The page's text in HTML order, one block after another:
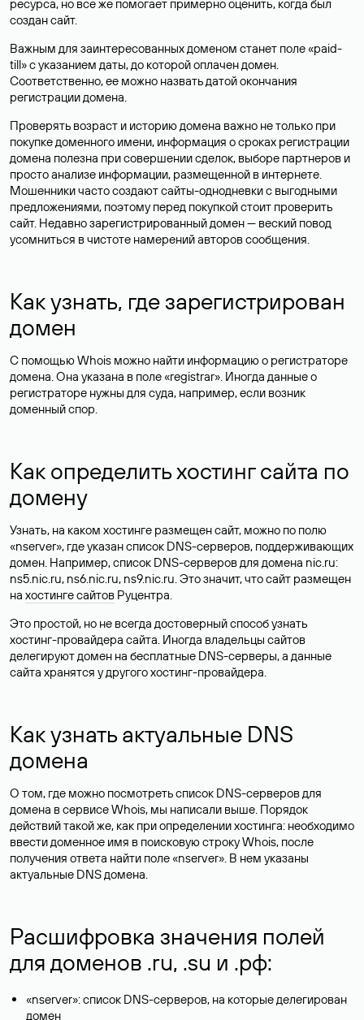
ресурса, но все же помогает примерно оценить, когда был
создан сайт.
Важным для заинтересованных доменом станет поле «paid-
till» с указанием даты, до которой оплачен домен.
Соответственно, ее можно назвать датой окончания
регистрации домена.
Проверять возраст и историю домена важно не только при
покупке доменного имени, информация о сроках регистрации
домена полезна при совершении сделок, выборе партнеров и
просто анализе информации, размещенной в интернете.
Мошенники часто создают сайты-однодневки с выгодными
предложениями, поэтому перед покупкой стоит проверить
сайт. Недавно зарегистрированный домен — веский повод
усомниться в чистоте намерений авторов сообщения.
Как узнать, где зарегистрирован
домен
С помощью Whois можно найти информацию о регистраторе
домена. Она указана в поле «registrar». Иногда данные о
регистраторе нужны для суда, например, если возник
доменный спор.
Как определить хостинг сайта по
домену
Узнать, на каком хостинге размещен сайт, можно по полю
«nserver», где указан список DNS-серверов, поддерживающих
домен. Например, список DNS-серверов для домена nic.ru:
ns5.nic.ru, ns6.nic.ru, ns9.nic.ru. Это значит, что сайт размещен
на хостинге сайтов Руцентра.
Это простой, но не всегда достоверный способ узнать
хостинг-провайдера сайта. Иногда владельцы сайтов
делегируют домен на бесплатные DNS-серверы, а данные
сайта хранятся у другого хостинг-провайдера.
Как узнать актуальные DNS
домена
О том, где можно посмотреть список DNS-серверов для
домена в сервисе Whois, мы написали выше. Порядок
действий такой же, как при определении хостинга: необходимо
ввести доменное имя в поисковую строку Whois, после
получения ответа найти поле «nserver». В нем указаны
актуальные DNS домена.
Расшифровка значения полей
для доменов .ru, .su и .рф:
«nserver»: список DNS-серверов, на которые делегирован
домен